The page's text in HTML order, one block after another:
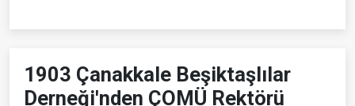
1903 Çanakkale Beşiktaşlılar
Derneği'nden ÇOMÜ Rektörü